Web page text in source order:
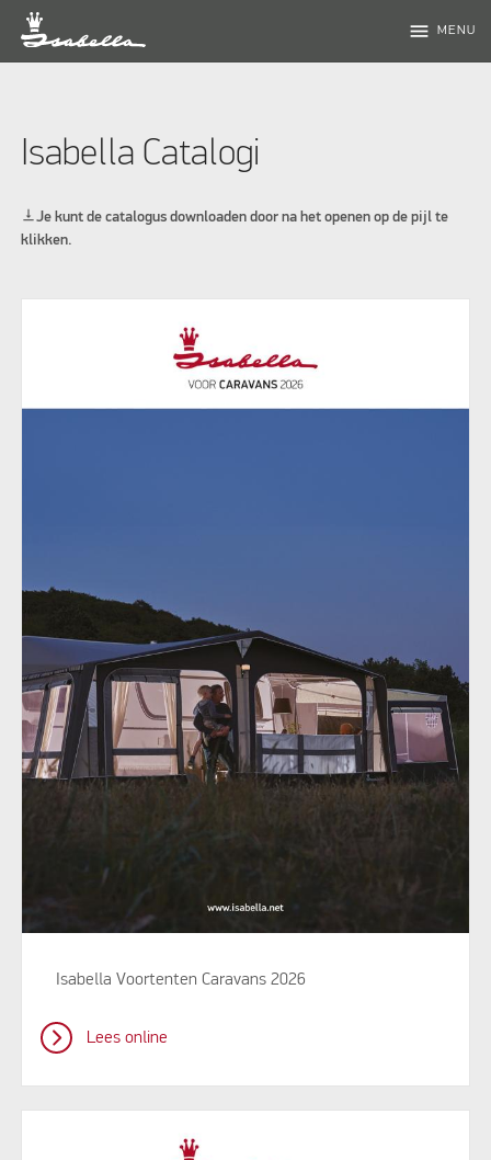
menu MENU
Isabella Catalogi
vertical_align_bottom Je kunt de catalogus downloaden door na het openen op de pijl te
klikken.
Isabella Voortenten Caravans 2026
Lees online